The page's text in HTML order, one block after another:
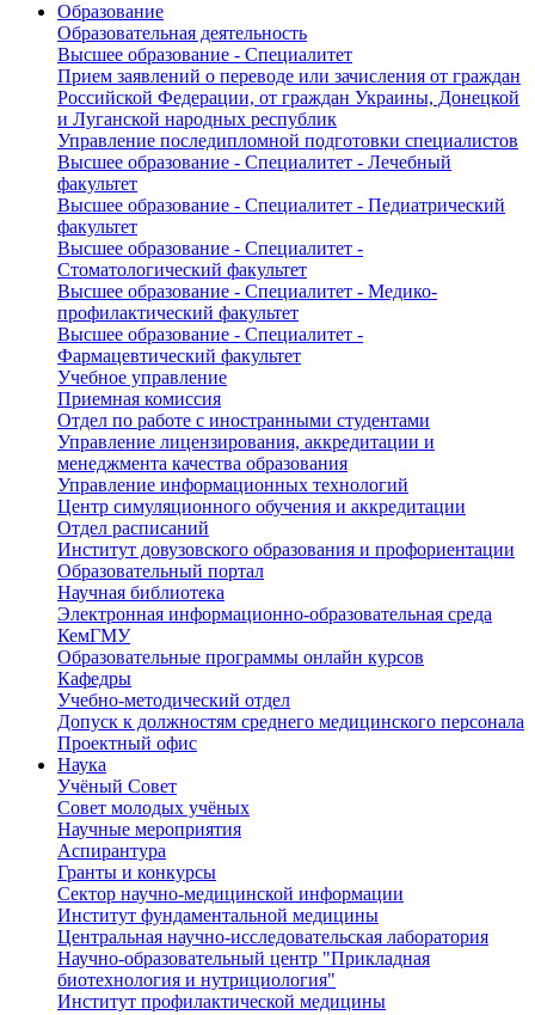
Образование
Образовательная деятельность
Высшее образование - Специалитет
Прием заявлений о переводе или зачисления от граждан
Российской Федерации, от граждан Украины, Донецкой
и Луганской народных республик
Управление последипломной подготовки специалистов
Высшее образование - Специалитет - Лечебный
факультет
Высшее образование - Специалитет - Педиатрический
факультет
Высшее образование - Специалитет -
Стоматологический факультет
Высшее образование - Специалитет - Медико-
профилактический факультет
Высшее образование - Специалитет -
Фармацевтический факультет
Учебное управление
Приемная комиссия
Отдел по работе с иностранными студентами
Управление лицензирования, аккредитации и
менеджмента качества образования
Управление информационных технологий
Центр симуляционного обучения и аккредитации
Отдел расписаний
Институт довузовского образования и профориентации
Образовательный портал
Научная библиотека
Электронная информационно-образовательная среда
КемГМУ
Образовательные программы онлайн курсов
Кафедры
Учебно-методический отдел
Допуск к должностям среднего медицинского персонала
Проектный офис
Наука
Учёный Cовет
Совет молодых учёных
Научные мероприятия
Аспирантура
Гранты и конкурсы
Сектор научно-медицинской информации
Институт фундаментальной медицины
Центральная научно-исследовательская лаборатория
Научно-образовательный центр "Прикладная
биотехнология и нутрициология"
Институт профилактической медицины